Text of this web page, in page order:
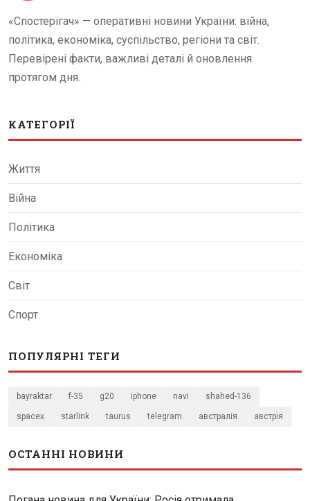
«Спостерігач» — оперативні новини України: війна,
політика, економіка, суспільство, регіони та світ.
Перевірені факти, важливі деталі й оновлення
протягом дня.
КАТЕГОРІЇ
Життя
Війна
Політика
Економіка
Світ
Спорт
ПОПУЛЯРНІ ТЕГИ
bayraktar f-35 g20 iphone navi shahed-136
spacex starlink taurus telegram австралія австрія
ОСТАННІ НОВИНИ